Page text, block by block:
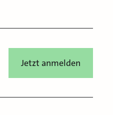
Jetzt anmelden